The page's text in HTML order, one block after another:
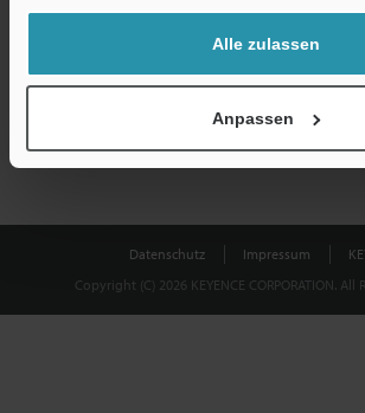
haben.
Alle zulassen
Anpassen
Datenschutz ist uns wichtig - Ihre Daten
Datenschutz
Datenschutz Impressum
Copyright (C) 2026 KEYENCE CORPORATION. All